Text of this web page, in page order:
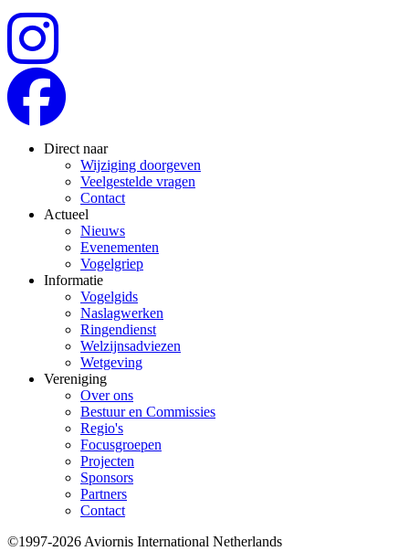
Direct naar
Wijziging doorgeven
Veelgestelde vragen
Contact
Actueel
Nieuws
Evenementen
Vogelgriep
Informatie
Vogelgids
Naslagwerken
Ringendienst
Welzijnsadviezen
Wetgeving
Vereniging
Over ons
Bestuur en Commissies
Regio's
Focusgroepen
Projecten
Sponsors
Partners
Contact
©1997-2026 Aviornis International Netherlands